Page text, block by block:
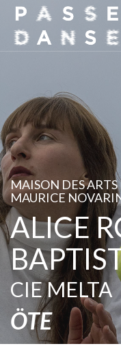
MAI DE LA DANSE
LE PASSEDANSE
LES LIEUX PARTENAIRES
ADHÉREZ
MAISON DES
MAURICE
ALICE
CIE MELTA
ÖTE